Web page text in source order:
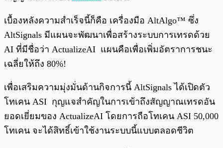
เบื้องหลังความสำเร็จนี้ก็คือ เครื่องมือ AltAlgo™ ซึ่ง
AltSignals มีแผนจะพัฒนาเพื่อสร้างระบบการเทรดด้วย
AI ที่มีชื่อว่า ActualizeAI แผนคือเพื่อเพิ่มอัตราการชนะ
เฉลี่ยให้ถึง 80%!
เพื่อเสริมความมุ่งมั่นด้านกิจการนี้ AltSignals ได้เปิดตัว
โทเคน ASI กุญแจสำคัญในการเข้าถึงสัญญาณเทรดอัน
ยอดเยี่ยมของ ActualizeAI โดยการถือโทเคน ASI 50,000
โทเคน จะได้สิทธิ์เข้าใช้งานระบบนี้แบบตลอดชีวิต